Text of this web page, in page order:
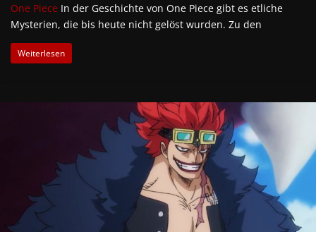
One Piece In der Geschichte von One Piece gibt es etliche
Mysterien, die bis heute nicht gelöst wurden. Zu den
Weiterlesen